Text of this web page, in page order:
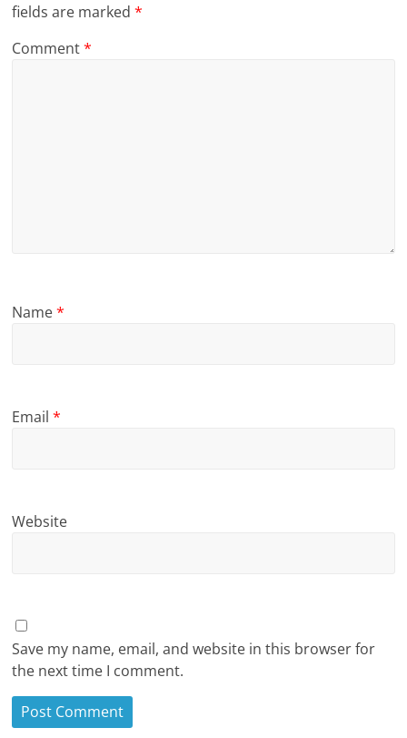
fields are marked*
Comment*
Name*
Email*
Website
Save my name, email, and website in this browser for
the next time I comment.